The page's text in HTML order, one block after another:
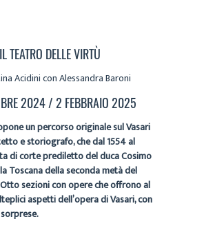
IL TEATRO DELLE VIRTÙ
Acidini con Alessandra Baroni
2024 / 2 FEBBRAIO 2025
un percorso originale sul Vasari
e storiografo, che dal 1554 al
di corte prediletto del duca Cosimo
Toscana della seconda metà del
sezioni con opere che offrono al
aspetti dell’opera di Vasari, con